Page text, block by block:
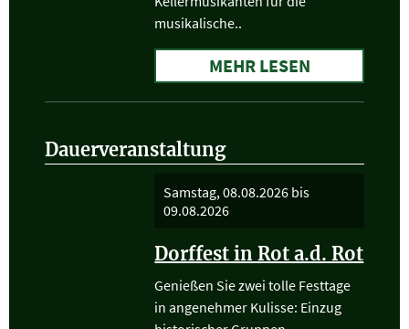
musikalische..
MEHR LESEN
Dauerveranstaltung
Samstag, 08.08.2026 bis
09.08.2026
Dorffest in Rot a.d. Rot
Genießen Sie zwei tolle Festtage
in angenehmer Kulisse: Einzug